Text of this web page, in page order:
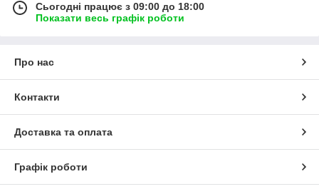
Сьогодні працює з 09:00 до 18:00
Показати весь графік роботи
Про нас
Контакти
Доставка та оплата
Графік роботи